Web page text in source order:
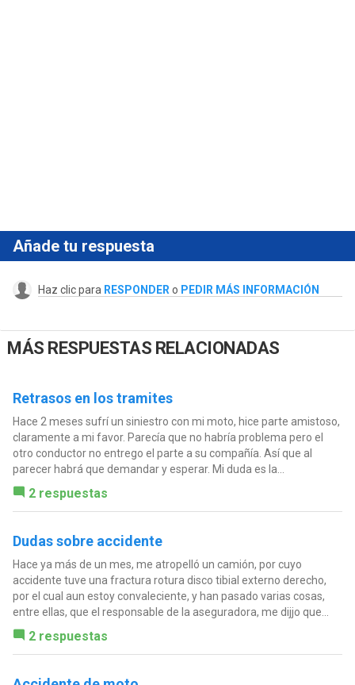
Añade tu respuesta
Haz clic para RESPONDER o PEDIR MÁS INFORMACIÓN
MÁS RESPUESTAS RELACIONADAS
Retrasos en los tramites
Hace 2 meses sufrí un siniestro con mi moto, hice parte amistoso,
claramente a mi favor. Parecía que no habría problema pero el
otro conductor no entrego el parte a su compañía. Así que al
parecer habrá que demandar y esperar. Mi duda es la...
2 respuestas
Dudas sobre accidente
Hace ya más de un mes, me atropelló un camión, por cuyo
accidente tuve una fractura rotura disco tibial externo derecho,
por el cual aun estoy convaleciente, y han pasado varias cosas,
entre ellas, que el responsable de la aseguradora, me dijjo que...
2 respuestas